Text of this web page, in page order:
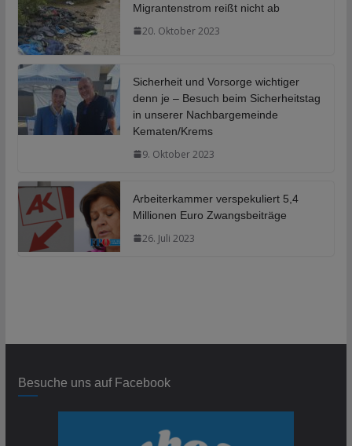
Migrantenstrom reißt nicht ab
20. Oktober 2023
Sicherheit und Vorsorge wichtiger
denn je – Besuch beim Sicherheitstag
in unserer Nachbargemeinde
Kematen/Krems
9. Oktober 2023
Arbeiterkammer verspekuliert 5,4
Millionen Euro Zwangsbeiträge
26. Juli 2023
Besuche uns auf Facebook